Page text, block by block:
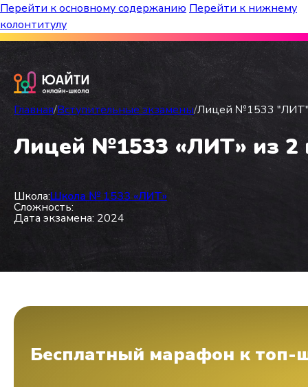
Перейти к основному содержанию Перейти к нижнему
колонтитулу
Бесплатный марафон к топ-школам!
Главная/Вступительные экзамены/Лицей №1533 "ЛИТ"
Лицей №1533 «ЛИТ» из 2
Школа:Школа № 1533 «ЛИТ»
Сложность:
Дата экзамена: 2024
Бесплатный марафон к топ-